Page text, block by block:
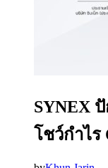
SYNEX
โชว์กำไร